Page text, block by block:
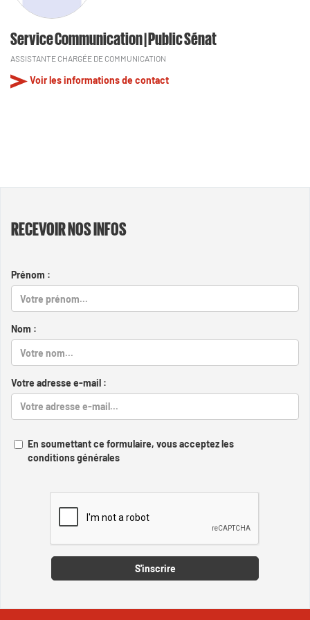
Service Communication | Public Sénat
ASSISTANTE CHARGÉE DE COMMUNICATION
Voir les informations de contact
RECEVOIR NOS INFOS
Prénom :
Nom :
Votre adresse e-mail :
En soumettant ce formulaire, vous acceptez les
conditions générales
S'inscrire